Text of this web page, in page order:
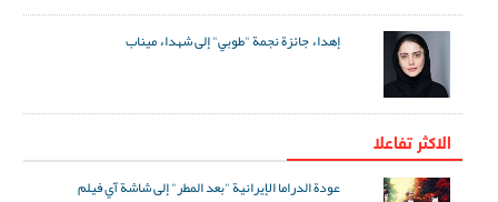
إهداء جائزة نجمة "طوبي" إلى شهداء ميناب
الاکثر تفاعلا
عودة الدراما الإيرانية "بعد المطر" إلى شاشة آي فيلم